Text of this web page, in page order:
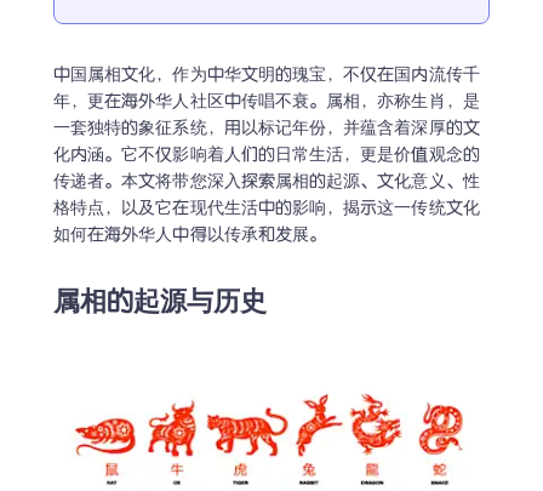
中国属相文化，作为中华文明的瑰宝，不仅在国内流传千
年，更在海外华人社区中传唱不衰。属相，亦称生肖，是
一套独特的象征系统，用以标记年份，并蕴含着深厚的文
化内涵。它不仅影响着人们的日常生活，更是价值观念的
传递者。本文将带您深入探索属相的起源、文化意义、性
格特点，以及它在现代生活中的影响，揭示这一传统文化
如何在海外华人中得以传承和发展。
属相的起源与历史